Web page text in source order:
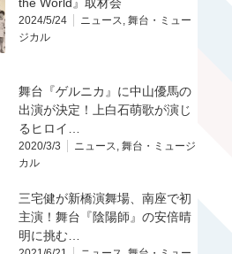
2024/5/24 ニュース, 舞台・ミュー
ジカル
舞台『ゲルニカ』に中山優馬の
出演が決定！上白石萌歌が演じ
るヒロイ…
2020/3/3 ニュース, 舞台・ミュージ
カル
三宅健が新橋演舞場、南座で初
主演！舞台『陰陽師』の安倍晴
明に挑む…